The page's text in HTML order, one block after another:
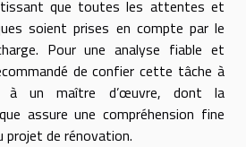
que toutes les attentes et
soient prises en compte par le
Pour une analyse fiable et
de confier cette tâche à
à un maître d’œuvre, dont la
assure une compréhension fine
projet de rénovation.